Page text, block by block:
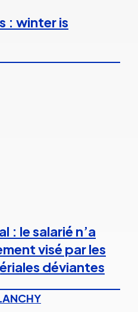
: winter is
: le salarié n’a
visé par les
déviantes